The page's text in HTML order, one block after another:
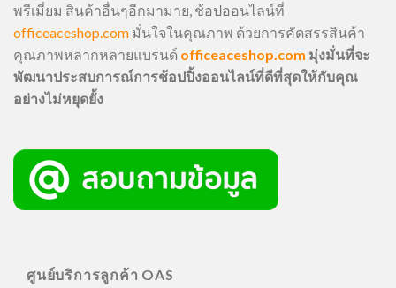
พรีเมี่ยม สินค้าอื่นๆอีกมามาย, ช้อปออนไลน์ที่
officeaceshop.com มั่นใจในคุณภาพ ด้วยการคัดสรรสินค้า
คุณภาพหลากหลายแบรนด์ officeaceshop.com มุ่งมั่นที่จะ
พัฒนาประสบการณ์การช้อปปิ้งออนไลน์ที่ดีที่สุดให้กับคุณ
อย่างไม่หยุดยั้ง
ศูนย์บริการลูกค้า OAS